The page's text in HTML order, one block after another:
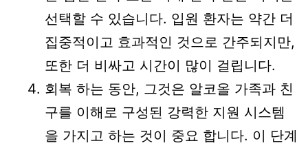
선택할 수 있습니다. 입원 환자는 약간 더
집중적이고 효과적인 것으로 간주되지만,
또한 더 비싸고 시간이 많이 걸립니다.
회복 하는 동안, 그것은 알코올 가족과 친
구를 이해로 구성된 강력한 지원 시스템
을 가지고 하는 것이 중요 합니다. 이 단계